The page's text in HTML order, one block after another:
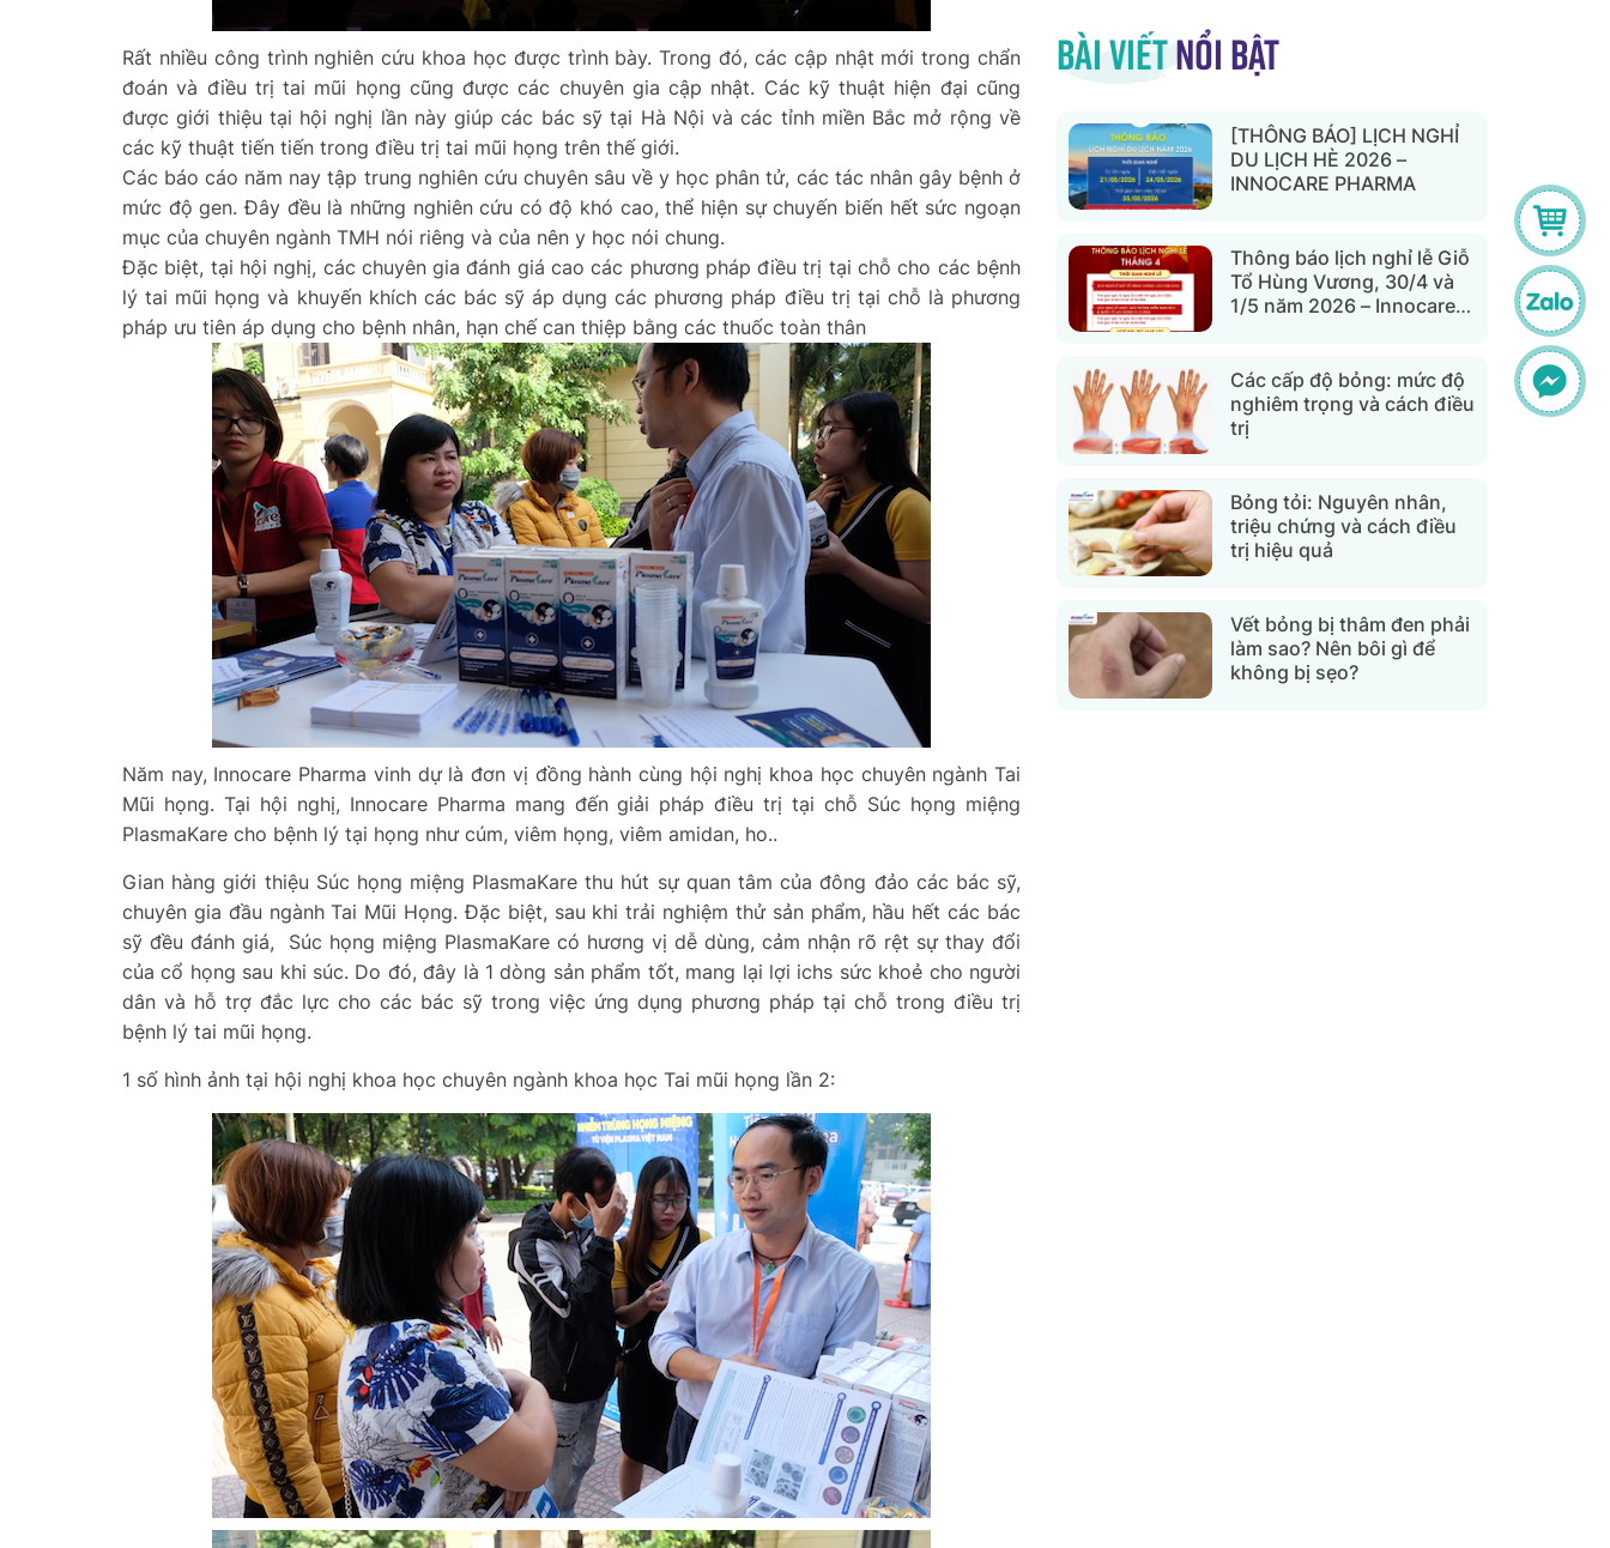
Rất nhiều công trình nghiên cứu khoa học được trình bày. Trong đó, các cập nhật mới trong chẩn
đoán và điều trị tai mũi họng cũng được các chuyên gia cập nhật. Các kỹ thuật hiện đại cũng
được giới thiệu tại hội nghị lần này giúp các bác sỹ tại Hà Nội và các tỉnh miền Bắc mở rộng về
các kỹ thuật tiến tiến trong điều trị tai mũi họng trên thế giới.
Các báo cáo năm nay tập trung nghiên cứu chuyên sâu về y học phân tử, các tác nhân gây bệnh ở
mức độ gen. Đây đều là những nghiên cứu có độ khó cao, thể hiện sự chuyến biến hết sức ngoạn
mục của chuyên ngành TMH nói riêng và của nên y học nói chung.
Đặc biệt, tại hội nghị, các chuyên gia đánh giá cao các phương pháp điều trị tại chỗ cho các bệnh
lý tai mũi họng và khuyến khích các bác sỹ áp dụng các phương pháp điều trị tại chỗ là phương
pháp ưu tiên áp dụng cho bệnh nhân, hạn chế can thiệp bằng các thuốc toàn thân
Năm nay, Innocare Pharma vinh dự là đơn vị đồng hành cùng hội nghị khoa học chuyên ngành Tai
Mũi họng. Tại hội nghị, Innocare Pharma mang đến giải pháp điều trị tại chỗ Súc họng miệng
PlasmaKare cho bệnh lý tại họng như cúm, viêm họng, viêm amidan, ho..
Gian hàng giới thiệu Súc họng miệng PlasmaKare thu hút sự quan tâm của đông đảo các bác sỹ,
chuyên gia đầu ngành Tai Mũi Họng. Đặc biệt, sau khi trải nghiệm thử sản phẩm, hầu hết các bác
sỹ đều đánh giá, Súc họng miệng PlasmaKare có hương vị dễ dùng, cảm nhận rõ rệt sự thay đổi
của cổ họng sau khi súc. Do đó, đây là 1 dòng sản phẩm tốt, mang lại lợi ichs sức khoẻ cho người
dân và hỗ trợ đắc lực cho các bác sỹ trong việc ứng dụng phương pháp tại chỗ trong điều trị
bệnh lý tai mũi họng.
1 số hình ảnh tại hội nghị khoa học chuyên ngành khoa học Tai mũi họng lần 2:
Bài viếtnổi bật
[THÔNG BÁO] LỊCH NGHỈ
DU LỊCH HÈ 2026 –
INNOCARE PHARMA
Thông báo lịch nghỉ lễ Giỗ
Tổ Hùng Vương, 30/4 và
1/5 năm 2026 – Innocare
Các cấp độ bỏng: mức độ
nghiêm trọng và cách điều
trị
Bỏng tỏi: Nguyên nhân,
triệu chứng và cách điều
trị hiệu quả
Vết bỏng bị thâm đen phải
làm sao? Nên bôi gì để
không bị sẹo?